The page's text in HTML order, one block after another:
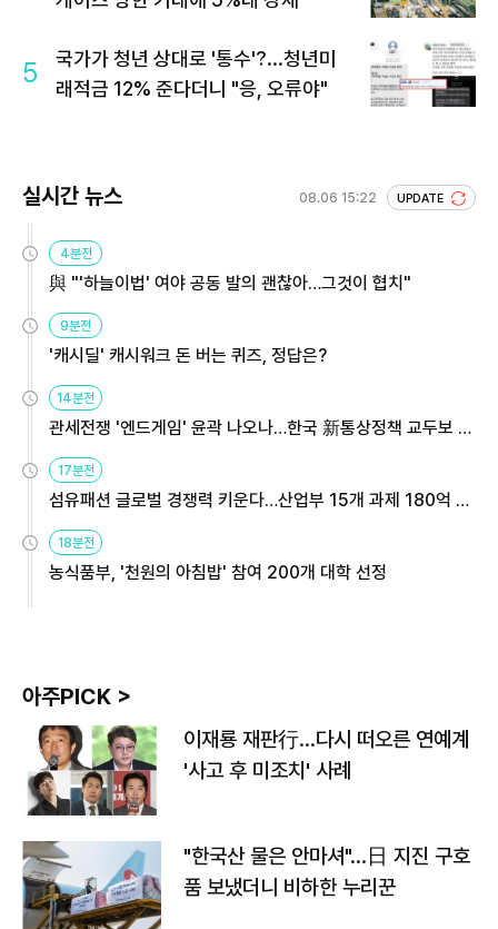
5
국가가 청년 상대로 '통수'?...청년미
래적금 12% 준다더니 "응, 오류야"
실시간 뉴스 08.06 15:22 UPDATE
4분전
與 "'하늘이법' 여야 공동 발의 괜찮아…그것이 협치"
9분전
'캐시딜' 캐시워크 돈 버는 퀴즈, 정답은?
14분전
관세전쟁 '엔드게임' 윤곽 나오나…한국 新통상정책 교두보 활
용해야
17분전
섬유패션 글로벌 경쟁력 키운다…산업부 15개 과제 180억 지
원
18분전
농식품부, '천원의 아침밥' 참여 200개 대학 선정
아주PICK >
이재룡 재판行…다시 떠오른 연예계
'사고 후 미조치' 사례
"한국산 물은 안마셔"…日 지진 구호
품 보냈더니 비하한 누리꾼